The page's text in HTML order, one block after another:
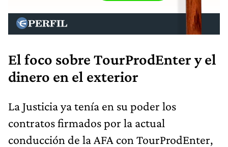
El foco sobre TourProdEnter y el
dinero en el exterior
La Justicia ya tenía en su poder los
contratos firmados por la actual
conducción de la AFA con TourProdEnter,